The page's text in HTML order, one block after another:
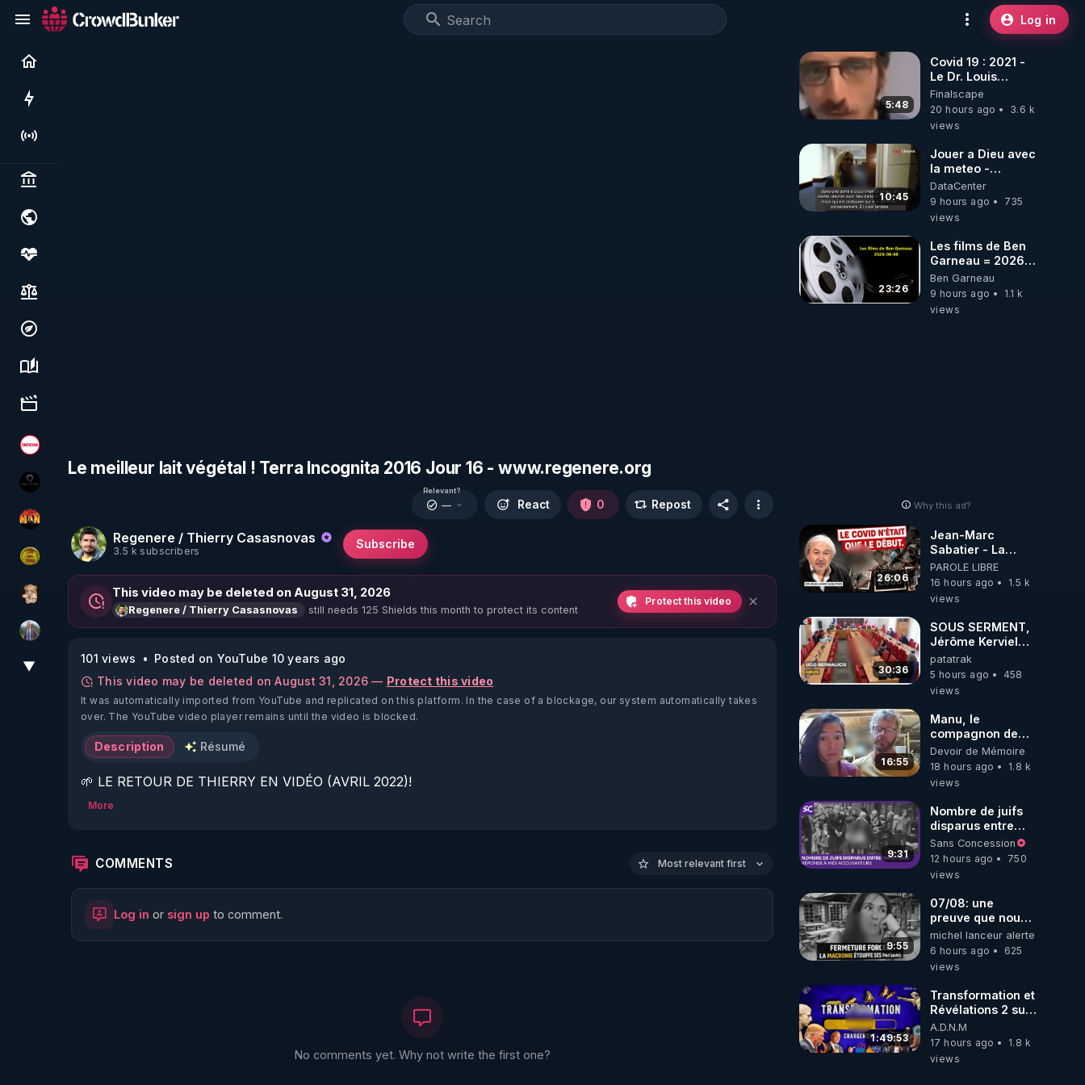
Log in
Live
Politics & institutions
Society, justice & freedoms
Economy, environment & technology
Science, history & spirituality
Culture, media & entertainment
Magazine Nexus
La vérité
OHM ÉGA MAN
CDS pour TOUS
DataCenter
Nicolas BOUVIER
▼
Le meilleur lait végétal ! Terra Incognita 2016 Jour 16 - www.regenere.org
Regenere / Thierry Casasnovas
3.5 k subscribers
Subscribe
Relevant?
— React 0 Repost
This video may be deleted on August 31, 2026
Regenere / Thierry Casasnovas still needs 125 Shields this month to protect its content
Protect this video
101 views
Posted on YouTube 10 years ago
This video may be deleted on August 31, 2026 — Protect this video
It was automatically imported from YouTube and replicated on this platform. In the case of a blockage, our system automatically takes
over. The YouTube video player remains until the video is blocked.
Description Résumé
🌱 LE RETOUR DE THIERRY EN VIDÉO (AVRIL 2022)!
🌱 LE MAGAZINE RÉGÉNÈRE
http://rgnr.li/ymag
More
COMMENTS Most relevant first
Log in or sign up to comment.
No comments yet. Why not write the first one?
5:48
Covid 19 : 2021 -
Le Dr. Louis
Fouché renverse
le plateau de
CNews !
Finalscape
20 hours ago
3.6 k
views
10:45
Jouer a Dieu avec
la meteo -
Citoicitoyen
DataCenter
9 hours ago
735
views
23:26
Les films de Ben
Garneau = 2026-
08-08
Ben Garneau
9 hours ago
1.1 k
views
Why this ad?
26:06
Jean-Marc
Sabatier - La
Covid-19 n'a été
que le début -
L'ARNm &
où auront-t-il ?
PAROLE LIBRE
16 hours ago
1.5 k
views
30:36
SOUS SERMENT,
Jérôme Kerviel
balance tout à
l'Assemblée !
patatrak
5 hours ago
458
views
16:55
Manu, le
compagnon de
Kyria, raconte sa
garde à vue
musclée.
Devoir de Mémoire
18 hours ago
1.8 k
views
9:31
Nombre de juifs
disparus entre
1941 et 1945
(Réponse à mes
accusateurs)
Sans Concession
12 hours ago
750
views
9:55
07/08: une
preuve que nous
somme passé en
absurdie une
dictature qui veut
opposant !
michel lanceur alerte
6 hours ago
625
views
1:49:53
Transformation et
Révélations 2 sur
2 - live du
07/08/26
A.D.N.M
17 hours ago
1.8 k
views